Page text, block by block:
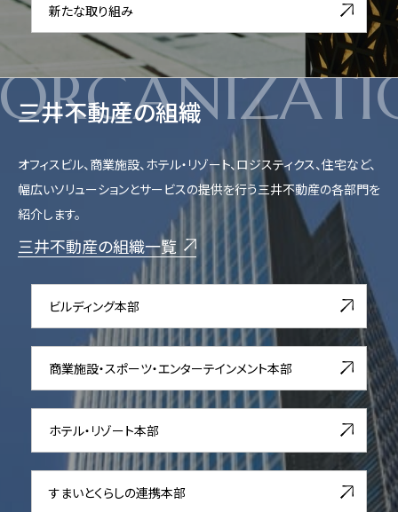
新たな取り組み
三井不動産の組織
オフィスビル、商業施設、ホテル・リゾート、ロジスティクス、住宅など、
幅広いソリューションとサービスの提供を行う三井不動産の各部門を
紹介します。
三井不動産の組織一覧
ビルディング本部
商業施設・スポーツ・エンターテインメント本部
ホテル・リゾート本部
すまいとくらしの連携本部